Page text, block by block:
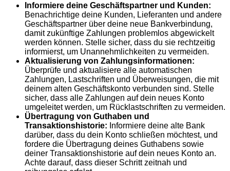
Informiere deine Geschäftspartner und Kunden:
Benachrichtige deine Kunden, Lieferanten und andere
Geschäftspartner über deine neue Bankverbindung,
damit zukünftige Zahlungen problemlos abgewickelt
werden können. Stelle sicher, dass du sie rechtzeitig
informierst, um Unannehmlichkeiten zu vermeiden.
Aktualisierung von Zahlungsinformationen:
Überprüfe und aktualisiere alle automatischen
Zahlungen, Lastschriften und Überweisungen, die mit
deinem alten Geschäftskonto verbunden sind. Stelle
sicher, dass alle Zahlungen auf dein neues Konto
umgeleitet werden, um Rücklastschriften zu vermeiden.
Übertragung von Guthaben und
Transaktionshistorie: Informiere deine alte Bank
darüber, dass du dein Konto schließen möchtest, und
fordere die Übertragung deines Guthabens sowie
deiner Transaktionshistorie auf dein neues Konto an.
Achte darauf, dass dieser Schritt zeitnah und